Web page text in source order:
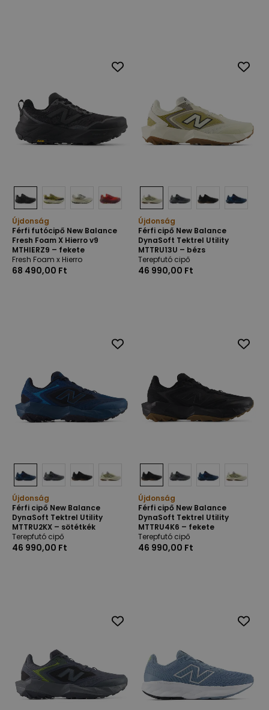
Újdonság
Férfi futócipő New Balance
Fresh Foam X Hierro v9
MTHIERZ9 – fekete
Fresh Foam x Hierro
68 490,00 Ft
Újdonság
Férfi cipő New Balance
DynaSoft Tektrel Utility
MTTRU13U – bézs
Terepfutó cipő
46 990,00 Ft
Újdonság
Férfi cipő New Balance
DynaSoft Tektrel Utility
MTTRU2KX – sötétkék
Terepfutó cipő
46 990,00 Ft
Újdonság
Férfi cipő New Balance
DynaSoft Tektrel Utility
MTTRU4K6 – fekete
Terepfutó cipő
46 990,00 Ft